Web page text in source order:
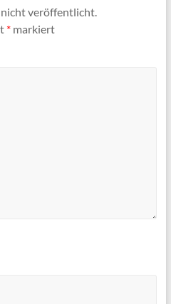
veröffentlicht.
*markiert